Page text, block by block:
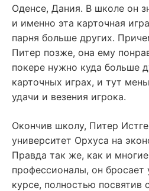
Оденсе, Дания. В школе он
и именно эта карточная
парня больше других.
Питер позже, она ему
покере нужно куда больше
карточных играх, и тут
удачи и везения игрока.
Окончив школу, Питер
университет Орхуса на
Правда так же, как и
профессионалы, он бросает
курсе, полностью посвятив